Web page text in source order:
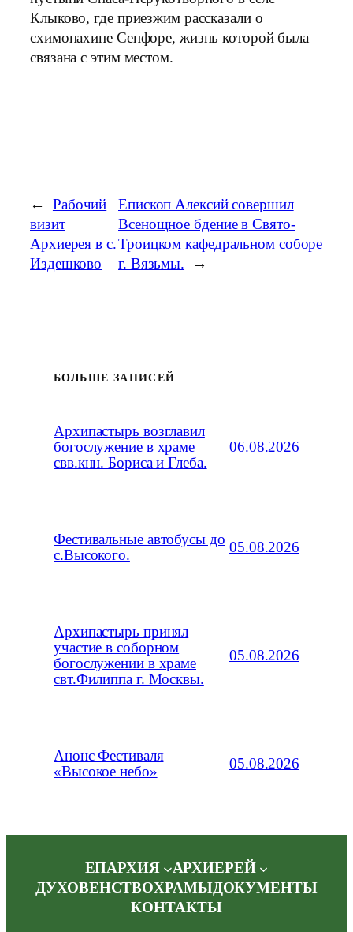
Клыково, где приезжим рассказали о
схимонахине Сепфоре, жизнь которой была
связана с этим местом.
←
Рабочий
визит
Архиерея в с.
Издешково
Епископ Алексий совершил
Всенощное бдение в Свято-
Троицком кафедральном соборе
г. Вязьмы.
→
БОЛЬШЕ ЗАПИСЕЙ
Архипастырь возглавил
богослужение в храме
свв.кнн. Бориса и Глеба.
06.08.2026
Фестивальные автобусы до
с.Высокого.
05.08.2026
Архипастырь принял
участие в соборном
богослужении в храме
свт.Филиппа г. Москвы.
05.08.2026
Анонс Фестиваля
«Высокое небо»
05.08.2026
ЕПАРХИЯ
АРХИЕРЕЙ
ДУХОВЕНСТВОХРАМЫДОКУМЕНТЫ
КОНТАКТЫ